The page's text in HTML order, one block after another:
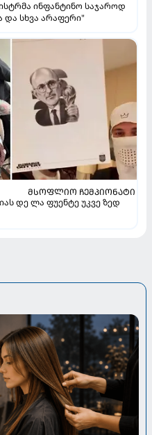
ინფანტინო საჯაროდ
და სხვა არაფერი"
ᲛᲡᲝᲤᲚᲘᲝ ᲩᲔᲛᲞᲘᲝᲜᲐᲢᲘ
დე ლა ფუენტე უკვე ზედ